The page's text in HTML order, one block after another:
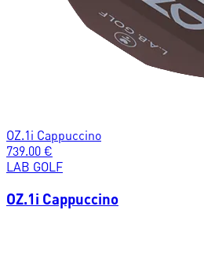
OZ.1i Cappuccino
739.00 €
LAB GOLF
OZ.1i Cappuccino